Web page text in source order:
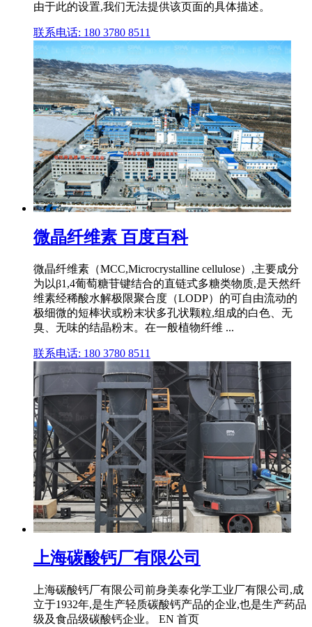
由于此的设置,我们无法提供该页面的具体描述。
联系电话: 180 3780 8511
微晶纤维素 百度百科
微晶纤维素（MCC,Microcrystalline cellulose）,主要成分
为以β1,4葡萄糖苷键结合的直链式多糖类物质,是天然纤
维素经稀酸水解极限聚合度（LODP）的可自由流动的
极细微的短棒状或粉末状多孔状颗粒,组成的白色、无
臭、无味的结晶粉末。在一般植物纤维 ...
联系电话: 180 3780 8511
上海碳酸钙厂有限公司
上海碳酸钙厂有限公司前身美泰化学工业厂有限公司,成
立于1932年,是生产轻质碳酸钙产品的企业,也是生产药品
级及食品级碳酸钙企业。 EN 首页